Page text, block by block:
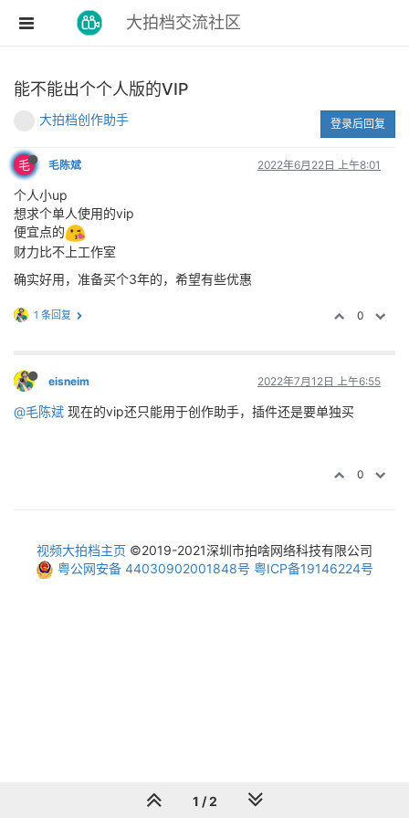
大拍档交流社区
能不能出个个人版的VIP
大拍档创作助手 登录后回复
毛 毛陈斌 2022年6月22日 上午8:01
个人小up
想求个单人使用的vip
便宜点的
财力比不上工作室
确实好用，准备买个3年的，希望有些优惠
1 条回复 0
eisneim 2022年7月12日 上午6:55
@毛陈斌 现在的vip还只能用于创作助手，插件还是要单独买
0
1 / 2
视频大拍档主页 ©2019-2021深圳市拍啥网络科技有限公司
粤公网安备 44030902001848号 粤ICP备19146224号